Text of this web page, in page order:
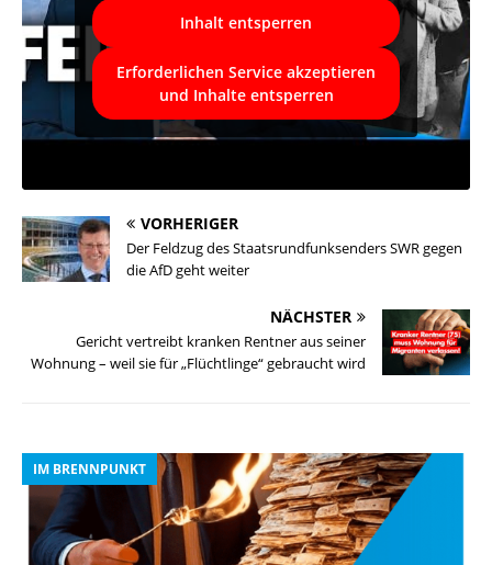
Inhalt entsperren
Erforderlichen Service akzeptieren
und Inhalte entsperren
VORHERIGER
Der Feldzug des Staatsrundfunksenders SWR gegen
die AfD geht weiter
NÄCHSTER
Gericht vertreibt kranken Rentner aus seiner
Wohnung – weil sie für „Flüchtlinge“ gebraucht wird
IM BRENNPUNKT